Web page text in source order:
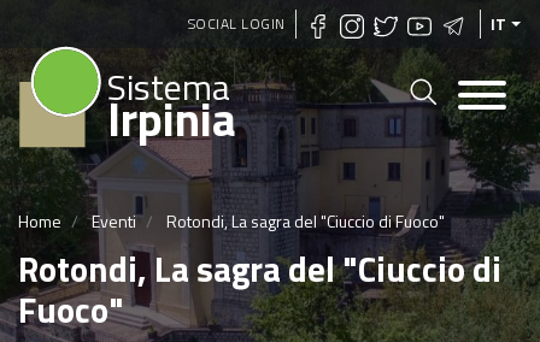
Salta
al
contenuto
principale
SOCIAL LOGIN IT
Sistema
Irpinia
Home Eventi Rotondi, La sagra del "Ciuccio di Fuoco"
Rotondi, La sagra del "Ciuccio di
Fuoco"